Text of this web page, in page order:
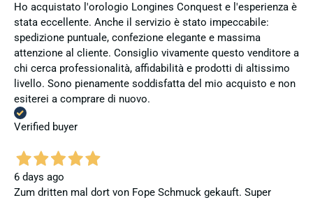
Ho acquistato l'orologio Longines Conquest e l'esperienza è
stata eccellente. Anche il servizio è stato impeccabile:
spedizione puntuale, confezione elegante e massima
attenzione al cliente. Consiglio vivamente questo venditore a
chi cerca professionalità, affidabilità e prodotti di altissimo
livello. Sono pienamente soddisfatta del mio acquisto e non
esiterei a comprare di nuovo.
Verified buyer
6 days ago
Zum dritten mal dort von Fope Schmuck gekauft. Super